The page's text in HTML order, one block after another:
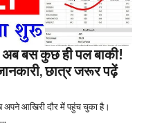
बस कुछ ही पल बाकी!
छात्र जरूर पढ़ें
अपने आखिरी दौर में पहुंच चुका है।